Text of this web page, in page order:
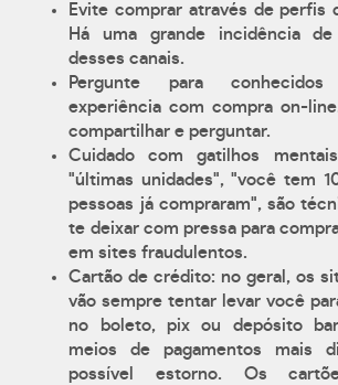
Evite comprar através de perfis
Há uma grande incidência
desses canais.
Pergunte para
experiência com compra on-
compartilhar e perguntar.
Cuidado com gatilhos
"últimas unidades", "você tem
pessoas já compraram", são
te deixar com pressa para
em sites fraudulentos.
Cartão de crédito: no geral, os
vão sempre tentar levar você
no boleto, pix ou depósito
meios de pagamentos mais
possível estorno. Os